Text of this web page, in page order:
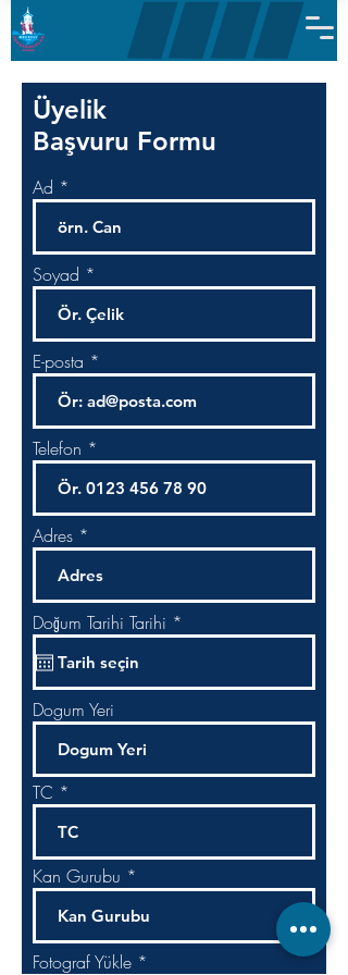
Üyelik
Başvuru Formu
Ad
Soyad
E-posta
Telefon
Adres
Doğum Tarihi Tarihi *
e
i
e
Dogum Yeri
TC
Kan Gurubu
Fotograf Yükle